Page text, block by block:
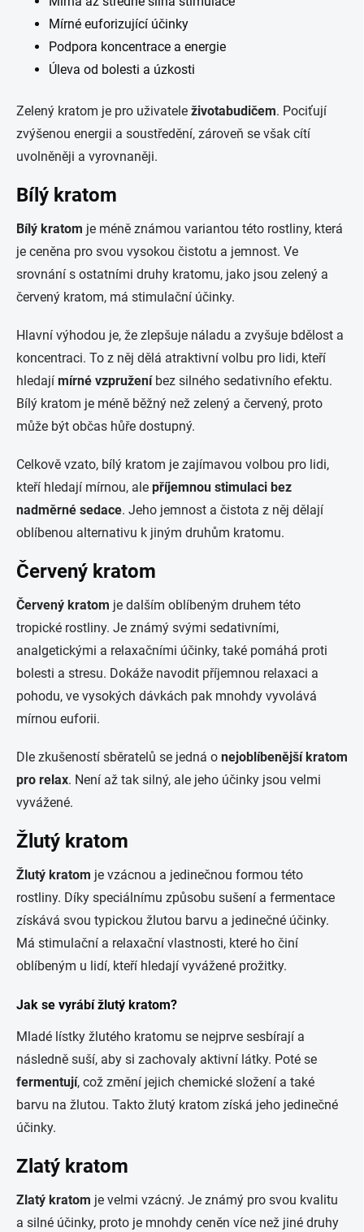
Mírné euforizující účinky
Podpora koncentrace a energie
Úleva od bolesti a úzkosti
Zelený kratom je pro uživatele životabudičem. Pociťují
zvýšenou energii a soustředění, zároveň se však cítí
uvolněněji a vyrovnaněji.
Bílý kratom
Bílý kratom je méně známou variantou této rostliny, která
je ceněna pro svou vysokou čistotu a jemnost. Ve
srovnání s ostatními druhy kratomu, jako jsou zelený a
červený kratom, má stimulační účinky.
Hlavní výhodou je, že zlepšuje náladu a zvyšuje bdělost a
koncentraci. To z něj dělá atraktivní volbu pro lidi, kteří
hledají mírné vzpruženíbez silného sedativního efektu.
Bílý kratom je méně běžný než zelený a červený, proto
může být občas hůře dostupný.
Celkově vzato, bílý kratom je zajímavou volbou pro lidi,
kteří hledají mírnou, ale příjemnou stimulaci bez
nadměrné sedace. Jeho jemnost a čistota z něj dělají
oblíbenou alternativu k jiným druhům kratomu.
Červený kratom
Červený kratom je dalším oblíbeným druhem této
tropické rostliny. Je známý svými sedativními,
analgetickými a relaxačními účinky, také pomáhá proti
bolesti a stresu. Dokáže navodit příjemnou relaxaci a
pohodu, ve vysokých dávkách pak mnohdy vyvolává
mírnou euforii.
Dle zkušeností sběratelů se jedná o nejoblíbenější kratom
pro relax. Není až tak silný, ale jeho účinky jsou velmi
vyvážené.
Žlutý kratom
Žlutý kratom je vzácnou a jedinečnou formou této
rostliny. Díky speciálnímu způsobu sušení a fermentace
získává svou typickou žlutou barvu a jedinečné účinky.
Má stimulační a relaxační vlastnosti, které ho činí
oblíbeným u lidí, kteří hledají vyvážené prožitky.
Jak se vyrábí žlutý kratom?
Mladé lístky žlutého kratomu se nejprve sesbírají a
následně suší, aby si zachovaly aktivní látky. Poté se
fermentují, což změní jejich chemické složení a také
barvu na žlutou. Takto žlutý kratom získá jeho jedinečné
účinky.
Zlatý kratom
Zlatý kratom je velmi vzácný. Je známý pro svou kvalitu
a silné účinky, proto je mnohdy ceněn více než jiné druhy